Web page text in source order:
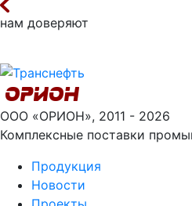
нам доверяют
ООО «ОРИОН», 2011 - 2026
Комплексные поставки
Продукция
Новости